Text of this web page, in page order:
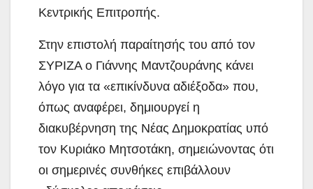
Κεντρικής Επιτροπής.
Στην επιστολή παραίτησής του από τον
ΣΥΡΙΖΑ ο Γιάννης Μαντζουράνης κάνει
λόγο για τα «επικίνδυνα αδιέξοδα» που,
όπως αναφέρει, δημιουργεί η
διακυβέρνηση της Νέας Δημοκρατίας υπό
τον Κυριάκο Μητσοτάκη, σημειώνοντας ότι
οι σημερινές συνθήκες επιβάλλουν